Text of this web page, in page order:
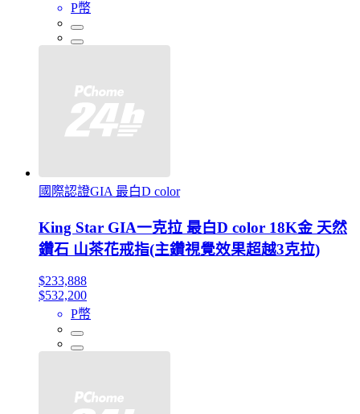
P幣
國際認證GIA 最白D color
King Star GIA一克拉 最白D color 18K金 天然
鑽石 山茶花戒指(主鑽視覺效果超越3克拉)
$233,888
$532,200
P幣